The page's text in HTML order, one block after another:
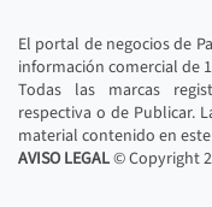
El portal de negocios de
información comercial de
Todas las marcas
respectiva o de Publicar.
material contenido en
AVISO LEGAL© Copyright